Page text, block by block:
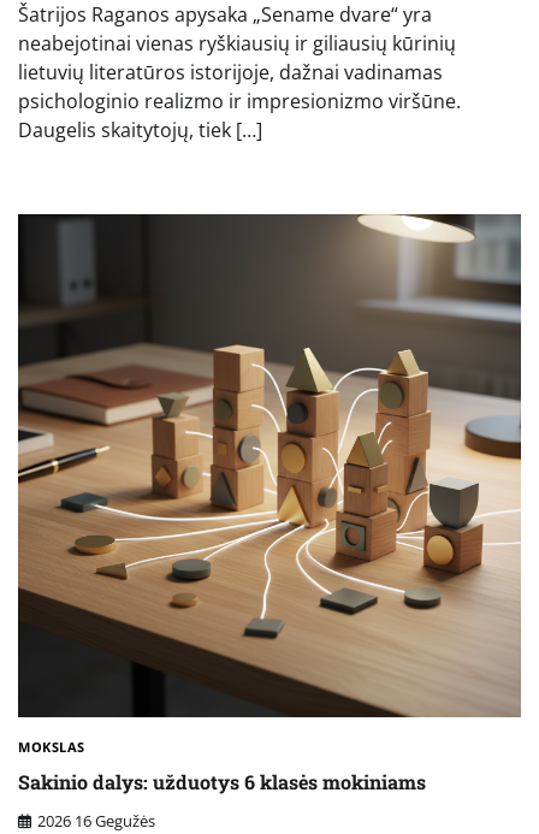
Šatrijos Raganos apysaka „Sename dvare“ yra
neabejotinai vienas ryškiausių ir giliausių kūrinių
lietuvių literatūros istorijoje, dažnai vadinamas
psichologinio realizmo ir impresionizmo viršūne.
Daugelis skaitytojų, tiek […]
MOKSLAS
Sakinio dalys: užduotys 6 klasės mokiniams
2026 16 Gegužės